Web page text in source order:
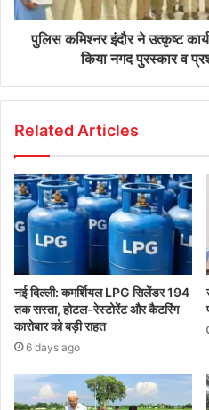
पुलिस कमिश्नर इंदौर ने उत्कृष्ट
किया नगद पुरस्कार व
Related Articles
नई दिल्ली: कमर्शियल LPG सिलेंडर 194
तक सस्ता, होटल-रेस्टोरेंट और कैटरिंग
कारोबार को बड़ी राहत
6 days ago